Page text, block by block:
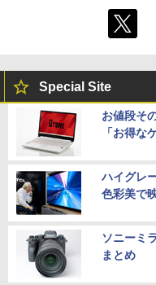
Special Site
お値段そ
「お得な
ハイグレ
色彩美で
ソニーミ
まとめ